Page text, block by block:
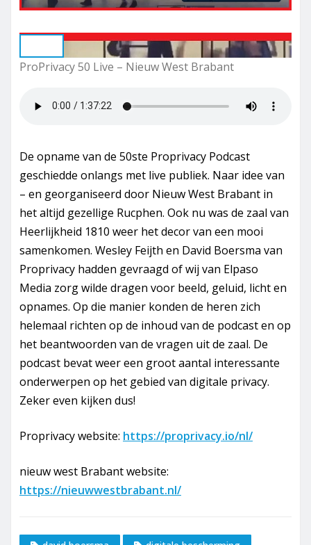
ProPrivacy 50 Live – Nieuw West Brabant
De opname van de 50ste Proprivacy Podcast
geschiedde onlangs met live publiek. Naar idee van
– en georganiseerd door Nieuw West Brabant in
het altijd gezellige Rucphen. Ook nu was de zaal van
Heerlijkheid 1810 weer het decor van een mooi
samenkomen. Wesley Feijth en David Boersma van
Proprivacy hadden gevraagd of wij van Elpaso
Media zorg wilde dragen voor beeld, geluid, licht en
opnames. Op die manier konden de heren zich
helemaal richten op de inhoud van de podcast en op
het beantwoorden van de vragen uit de zaal. De
podcast bevat weer een groot aantal interessante
onderwerpen op het gebied van digitale privacy.
Zeker even kijken dus!
Proprivacy website: https://proprivacy.io/nl/
nieuw west Brabant website:
https://nieuwwestbrabant.nl/